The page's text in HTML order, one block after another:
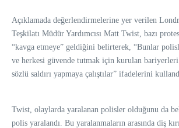
Açıklamada değerlendirmelerine yer verilen
Teşkilatı Müdür Yardımcısı Matt Twist, bazı
“kavga etmeye” geldiğini belirterek, “Bunlar
ve herkesi güvende tutmak için kurulan
sözlü saldırı yapmaya çalıştılar” ifadelerini
Twist, olaylarda yaralanan polisler olduğunu da
polis yaralandı. Bu yaralanmaların arasında diş